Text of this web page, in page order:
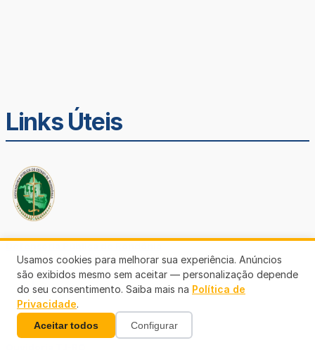
Links Úteis
Usamos cookies para melhorar sua experiência. Anúncios
são exibidos mesmo sem aceitar — personalização depende
do seu consentimento. Saiba mais na Política de
Privacidade.
Aceitar todos Configurar